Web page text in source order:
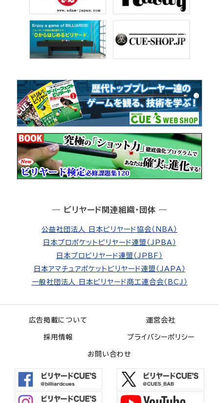
― ビリヤード関連組織・団体 ―
公益社団法人 日本ビリヤード協会（NBA）
日本プロポケットビリヤード連盟（JPBA）
日本プロビリヤード連盟（JPBF）
日本アマチュアポケットビリヤード連盟（JAPA）
一般社団法人 日本ビリヤード商工連合会（BCJ）
広告掲載について 運営会社
採用情報 プライバシーポリシー
お問い合わせ